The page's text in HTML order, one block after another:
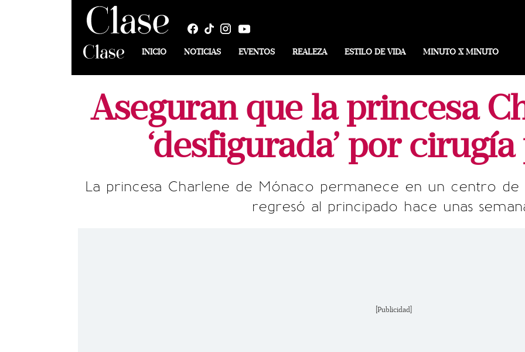
INICIO NOTICIAS EVENTOS REALEZA ESTILO DE VIDA MINUTO X MINUTO
Aseguran que la princesa
‘desfigurada’ por
La princesa Charlene de Mónaco permanece en un centro
regresó al principado hace unas
[Publicidad]